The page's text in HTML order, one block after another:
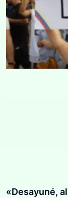
«Desayuné,